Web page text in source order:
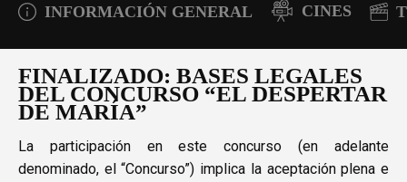
INFORMACIÓN GENERAL CINES
FINALIZADO: BASES LEGALES
DEL CONCURSO “EL DESPERTAR
DE MARÍA”
La participación en este concurso (en adelante
denominado, el “Concurso”) implica la aceptación plena e